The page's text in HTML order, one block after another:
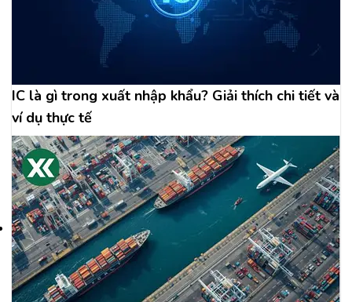
IC là gì trong xuất nhập khẩu? Giải thích chi tiết và
ví dụ thực tế